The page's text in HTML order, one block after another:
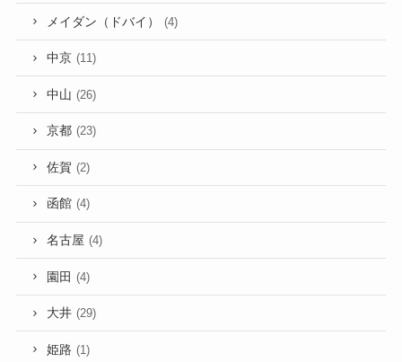
メイダン（ドバイ） (4)
中京 (11)
中山 (26)
京都 (23)
佐賀 (2)
函館 (4)
名古屋 (4)
園田 (4)
大井 (29)
姫路 (1)